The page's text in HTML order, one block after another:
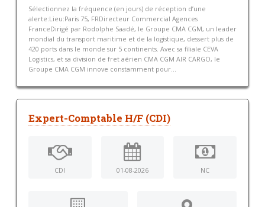
Sélectionnez la fréquence (en jours) de réception d’une
alerte:Lieu:Paris 75, FRDirecteur Commercial Agences
FranceDirigé par Rodolphe Saadé, le Groupe CMA CGM, un leader
mondial du transport maritime et de la logistique, dessert plus de
420 ports dans le monde sur 5 continents. Avec sa filiale CEVA
Logistics, et sa division de fret aérien CMA CGM AIR CARGO, le
Groupe CMA CGM innove constamment pour...
Expert-Comptable H/F (CDI)
CDI 01-08-2026 NC